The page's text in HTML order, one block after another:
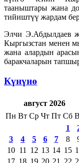
тааныштары жана
тийиштүү жардам
Элчи Э.Абдылдаев
Кыргызстан менен
жана алардын
баракчаларын
Күнүнө
август 2026
Пн Вт Ср Чт Пт Сб
1
3
4 5 6 7 8
10 11 12 13 14 15